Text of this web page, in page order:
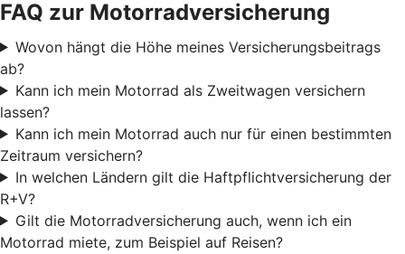
FAQ zur Motorradversicherung
Wovon hängt die Höhe meines Versicherungsbeitrags
ab?
Kann ich mein Motorrad als Zweitwagen versichern
lassen?
Kann ich mein Motorrad auch nur für einen bestimmten
Zeitraum versichern?
In welchen Ländern gilt die Haftpflichtversicherung der
R+V?
Gilt die Motorradversicherung auch, wenn ich ein
Motorrad miete, zum Beispiel auf Reisen?